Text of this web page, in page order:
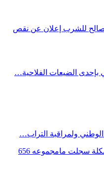
للشرب إعلان عن نقص
الضيعات الفلاحية…
الوطني ولمراقبة التراب…
2024 : مراكش ضمن أربع مدن بالممكلة سجلت مامجموعه 656